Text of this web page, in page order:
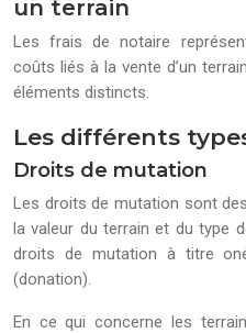
un terrain
Les frais de notaire
coûts liés à la vente d’un
éléments distincts.
Les différents
Droits de mutation
Les droits de mutation sont
la valeur du terrain et du type
droits de mutation à titre
(donation).
En ce qui concerne les